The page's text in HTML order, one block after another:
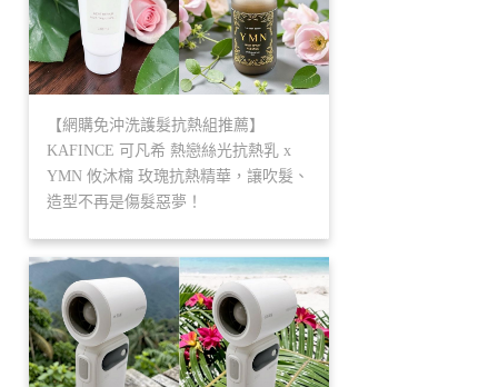
【網購免沖洗護髮抗熱組推薦】
KAFINCE 可凡希 熱戀絲光抗熱乳 x
YMN 攸沐橣 玫瑰抗熱精華，讓吹髮、
造型不再是傷髮惡夢！